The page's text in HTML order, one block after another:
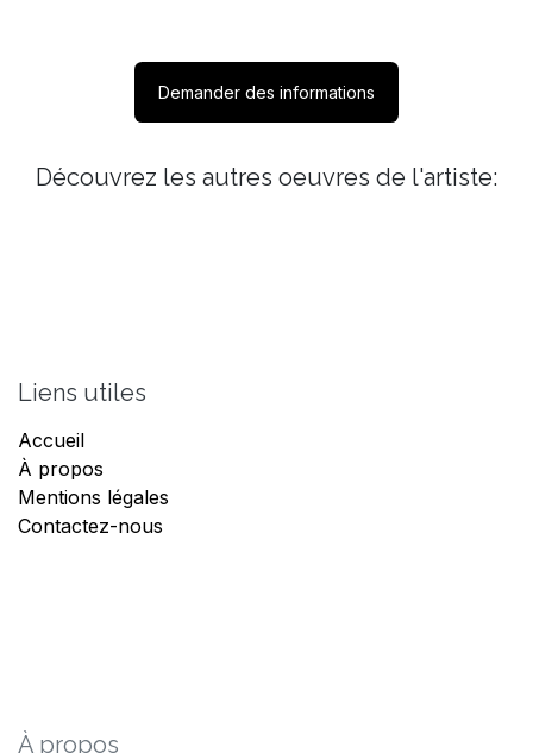
Demander des informations
Découvrez les autres oeuvres de l'artiste:
Liens utiles
Accueil
À propos
Mentions légales
Contactez-nous
À propos